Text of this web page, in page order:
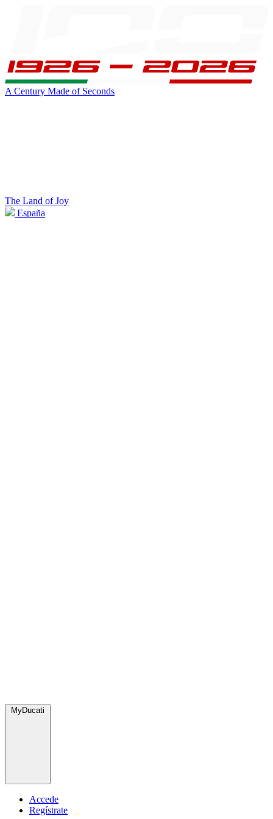
A Century Made of Seconds
The Land of Joy
España
MyDucati
Accede
Regístrate